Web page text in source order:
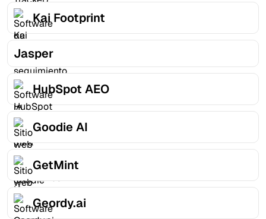
Kai Footprint
Jasper
HubSpot AEO
Goodie AI
GetMint
Geordy.ai